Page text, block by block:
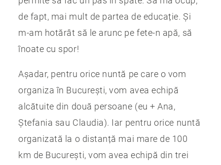
de fapt, mai mult de partea de educație. Și
m-am hotărât să le arunc pe fete-n apă, să
înoate cu spor!
Așadar, pentru orice nuntă pe care o vom
organiza în București, vom avea echipă
alcătuite din două persoane (eu + Ana,
Ștefania sau Claudia). Iar pentru orice nuntă
organizată la o distanță mai mare de 100
km de București, vom avea echipă din trei